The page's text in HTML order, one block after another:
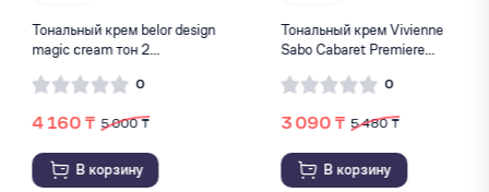
Тональный крем Vivienne
Sabo Cabaret Premiere...
0
3 090 ₸ 5 480 ₸
В корзину
Тональный BB-крем Belor
design Funhouse Skin ...
0
3 870 ₸
В корзину